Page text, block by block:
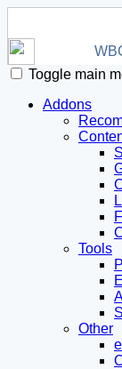
Toggle main
Addons
Tools
Other